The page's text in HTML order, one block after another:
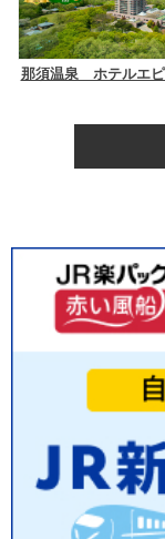
那須温泉 ホテルエ